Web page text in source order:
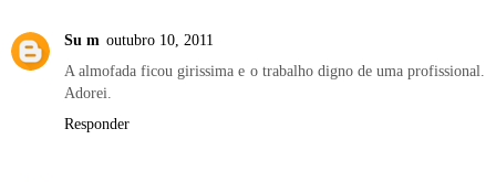
Su m outubro 10, 2011
A almofada ficou girissima e o trabalho digno de uma profissional.
Adorei.
Responder